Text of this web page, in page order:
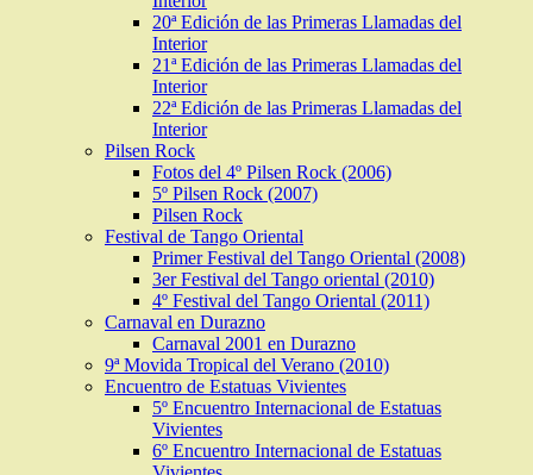
20ª Edición de las Primeras Llamadas del
Interior
21ª Edición de las Primeras Llamadas del
Interior
22ª Edición de las Primeras Llamadas del
Interior
Pilsen Rock
Fotos del 4º Pilsen Rock (2006)
5º Pilsen Rock (2007)
Pilsen Rock
Festival de Tango Oriental
Primer Festival del Tango Oriental (2008)
3er Festival del Tango oriental (2010)
4º Festival del Tango Oriental (2011)
Carnaval en Durazno
Carnaval 2001 en Durazno
9ª Movida Tropical del Verano (2010)
Encuentro de Estatuas Vivientes
5º Encuentro Internacional de Estatuas
Vivientes
6º Encuentro Internacional de Estatuas